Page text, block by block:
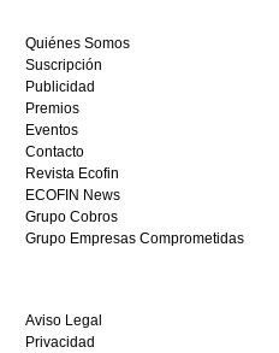
hoy
mismo.
Quiénes Somos
Suscripción
Publicidad
Premios
Eventos
Contacto
Revista Ecofin
ECOFIN News
Grupo Cobros
Grupo Empresas Comprometidas
Aviso Legal
Privacidad